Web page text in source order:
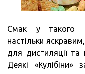
Смак у такого
настільки
для дистиляції та
Деякі «Кулібіни»